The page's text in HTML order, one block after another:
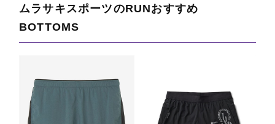
ムラサキスポーツのRUNおすすめ
BOTTOMS